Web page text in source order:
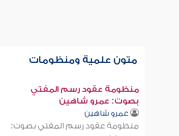
متون علمية ومنظومات
منظومة عقود رسم المفتي
بصوت: عمرو شاهين
عمرو شاهين
منظومة عقود رسم المفتي بصوت: